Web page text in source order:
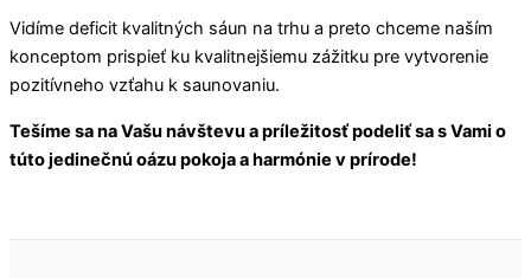
Vidíme deficit kvalitných sáun na trhu a preto chceme naším
konceptom prispieť ku kvalitnejšiemu zážitku pre vytvorenie
pozitívneho vzťahu k saunovaniu.
Tešíme sa na Vašu návštevu a príležitosť podeliť sa s Vami o
túto jedinečnú oázu pokoja a harmónie v prírode!